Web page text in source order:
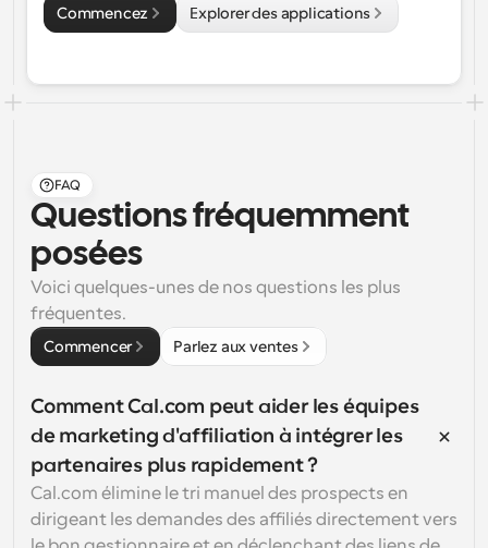
Commencez Explorer des applications
FAQ
Questions fréquemment
posées
Voici quelques-unes de nos questions les plus
fréquentes.
Commencer Parlez aux ventes
Comment Cal.com peut aider les équipes
de marketing d'affiliation à intégrer les
partenaires plus rapidement ?
Cal.com élimine le tri manuel des prospects en
dirigeant les demandes des affiliés directement vers